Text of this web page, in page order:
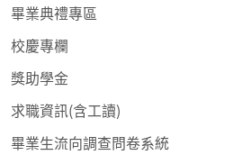
畢業典禮專區
校慶專欄
獎助學金
求職資訊(含工讀)
畢業生流向調查問卷系統